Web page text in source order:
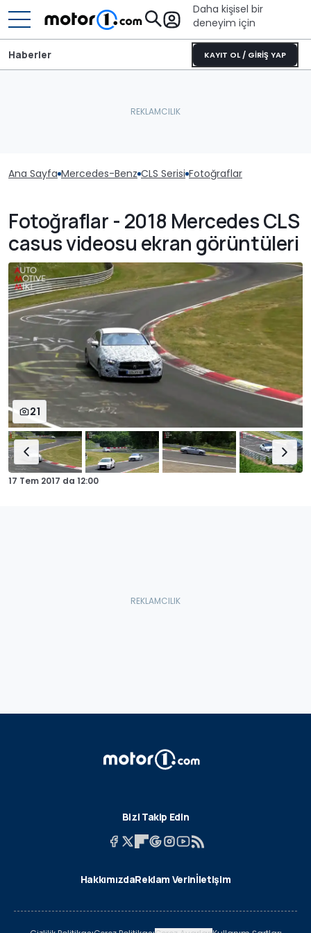
Daha kişisel bir
deneyim için
KAYIT OL / GİRİŞ YAP
Haberler
Ana Sayfa Mercedes-Benz CLS Serisi Fotoğraflar
Fotoğraflar - 2018 Mercedes CLS
casus videosu ekran görüntüleri
21
17 Tem 2017 da 12:00
Bizi Takip Edin
HakkımızdaReklam Verinİletişim